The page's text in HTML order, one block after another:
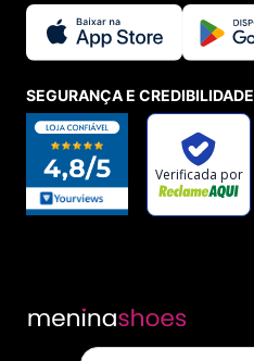
SEGURANÇA E CREDIBILIDADE